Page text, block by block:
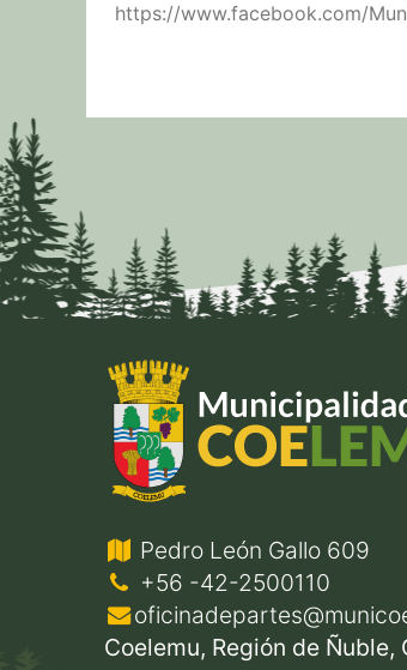
https://www.facebook.com/
Pedro León Gallo 609
+56 -42-2500110
Coelemu, Región de Ñuble,